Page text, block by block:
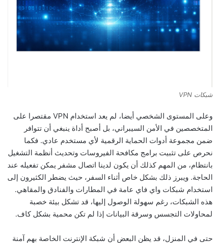
شبكات VPN
وعلى المستوى الشخصي أيضا، لم يعد استخدام VPN مقتصرا على
المتخصصين في الأمن السيبراني، بل أصبح أداة ينبغي أن تتوافر
ضمن مجموعة أدوات الحماية الرقمية لأي مستخدم عادي. فكما
نحرص على تثبيت برامج مكافحة الفيروسات وتحديث أنظمة التشغيل
بانتظام، من المهم كذلك أن يكون لدينا اتصال مشفر يمكن تفعيله عند
الحاجة. ويبرز ذلك بشكل خاص أثناء السفر، حيث يضطر الكثيرون إلى
استخدام شبكات واي فاي عامة في المطارات والفنادق والمقاهي.
هذه الشبكات، رغم سهولة الوصول إليها، قد تشكل بيئة خصبة
لمحاولات التجسس وسرقة البيانات إذا لم تكن محمية بشكل كاف.
حتى في المنزل، قد يظن البعض أن شبكة الإنترنت الخاصة بهم آمنة